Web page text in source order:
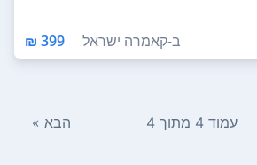
ב-קאמרה ישראל 399 ₪
עמוד 4 מתוך 4 הבא »